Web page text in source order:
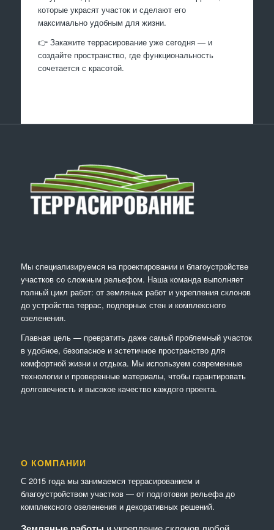
которые украсят участок и сделают его
максимально удобным для жизни.
👉 Закажите террасирование уже сегодня — и
создайте пространство, где функциональность
сочетается с красотой.
Мы специализируемся на проектировании и благоустройстве
участков со сложным рельефом. Наша команда выполняет
полный цикл работ: от земляных работ и укрепления склонов
до устройства террас, подпорных стен и комплексного
озеленения.
Главная цель — превратить даже самый проблемный участок
в удобное, безопасное и эстетичное пространство для
комфортной жизни и отдыха. Мы используем современные
технологии и проверенные материалы, чтобы гарантировать
долговечность и высокое качество каждого проекта.
О КОМПАНИИ
С 2015 года мы занимаемся террасированием и
благоустройством участков — от подготовки рельефа до
комплексного озеленения и декоративных решений.